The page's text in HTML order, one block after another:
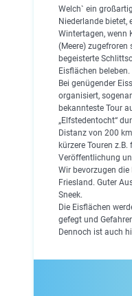
Welch` ein
Niederlande
Wintertagen, wenn
(Meere)
begeisterte
Eisflächen beleben.
Bei genügender
organisiert,
bekannteste Tour
„Elfstedentocht“
Distanz von 200
kürzere Touren
Veröffentlichung
Wir bevorzugen
Friesland. Guter
Sneek.
Die Eisflächen
gefegt und
Dennoch ist auch